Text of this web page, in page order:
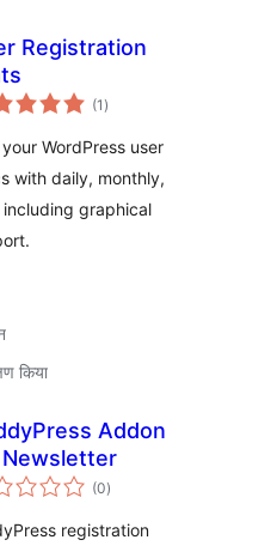
Registration
(1 कुल
दर)
WordPress user
with daily, monthly,
graphical
किया
Addon
(0कुल
दर)
registration